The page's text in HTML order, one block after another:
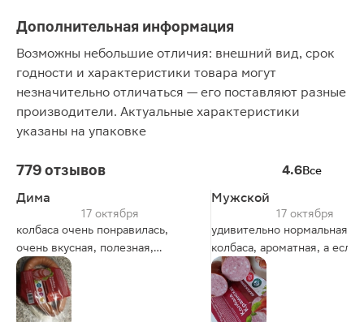
Дополнительная информация
Возможны небольшие отличия: внешний вид, срок
годности и характеристики товара могут
незначительно отличаться — его поставляют разные
производители. Актуальные характеристики
указаны на упаковке
779 отзывов 4.6Все
Дима
17 октября
колбаса очень понравилась,
очень вкусная, полезная,
спасибо большое.
Мужской
17 октября
удивительно нормальная
колбаса, ароматная, а если
кетчупом, то ещё вкуснее)
далека от краковскрй, но за
такие копейки - норм.